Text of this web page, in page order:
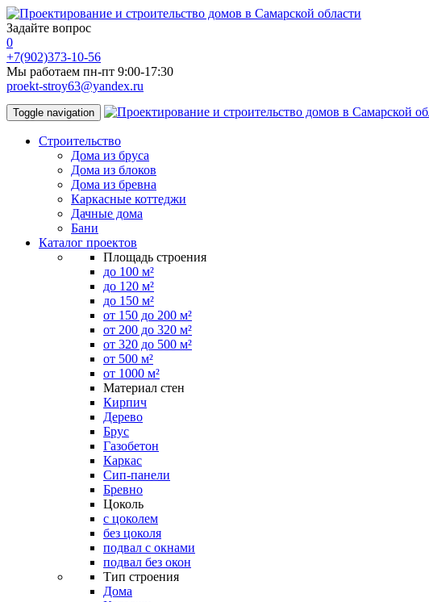
Задайте вопрос
0
+7(902)373-10-56
Мы работаем пн-пт 9:00-17:30
proekt-stroy63@yandex.ru
Toggle navigation
Строительство
Дома из бруса
Дома из блоков
Дома из бревна
Каркасные коттеджи
Дачные дома
Бани
Каталог проектов
Площадь строения
до 100 м²
до 120 м²
до 150 м²
от 150 до 200 м²
от 200 до 320 м²
от 320 до 500 м²
от 500 м²
от 1000 м²
Материал стен
Кирпич
Дерево
Брус
Газобетон
Каркас
Сип-панели
Бревно
Цоколь
с цоколем
без цоколя
подвал с окнами
подвал без окон
Тип строения
Дома